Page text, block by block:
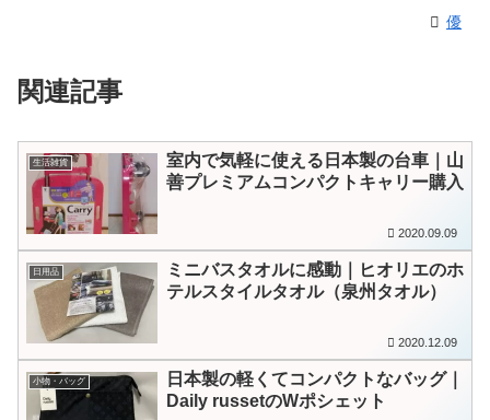
優
関連記事
生活雑貨
室内で気軽に使える日本製の台車｜山
善プレミアムコンパクトキャリー購入
2020.09.09
日用品
ミニバスタオルに感動｜ヒオリエのホ
テルスタイルタオル（泉州タオル）
2020.12.09
小物・バッグ
日本製の軽くてコンパクトなバッグ｜
Daily russetのWポシェット